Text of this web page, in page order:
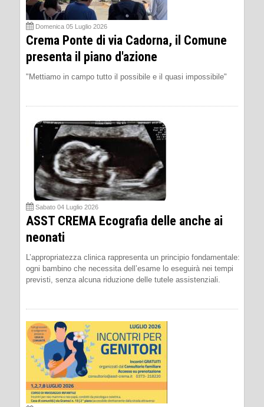
Domenica 05 Luglio 2026
Crema Ponte di via Cadorna, il Comune
presenta il piano d'azione
"Mettiamo in campo tutto il possibile e il quasi impossibile"
Sabato 04 Luglio 2026
ASST CREMA Ecografia delle anche ai
neonati
L’appropriatezza clinica rappresenta un principio fondamentale:
ogni bambino che necessita dell’esame lo eseguirà nei tempi
previsti, senza alcuna riduzione delle tutele assistenziali.